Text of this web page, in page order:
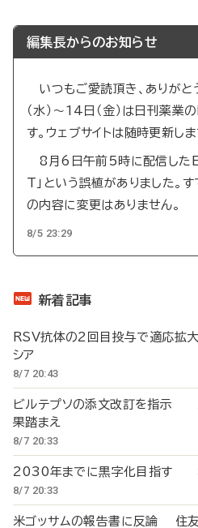
編集長からのお知らせ
いつもご愛読頂き、ありがと
（水）～14日（金）は日刊薬業
す。ウェブサイトは随時更新しま
8月6日午前5時に配信したE
T」という誤植がありました。
の内容に変更はありません。
8/5 23:29
新着記事
RSV抗体の2回目投与で適応拡
シア
8/7 20:43
ビルテプソの添文改訂を指示
果踏まえ
8/7 20:33
2030年までに黒字化目指す オ
8/7 20:33
米ゴッサムの報告書に反論 住友